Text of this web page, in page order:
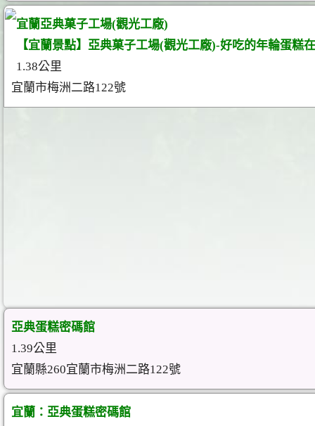
宜蘭亞典菓子工場(觀光工廠)
【宜蘭景點】亞典菓子工場(觀光工廠)-好吃的年輪蛋糕
1.38公里
宜蘭市梅洲二路122號
亞典蛋糕密碼館
1.39公里
宜蘭縣260宜蘭市梅洲二路122號
宜蘭：亞典蛋糕密碼館